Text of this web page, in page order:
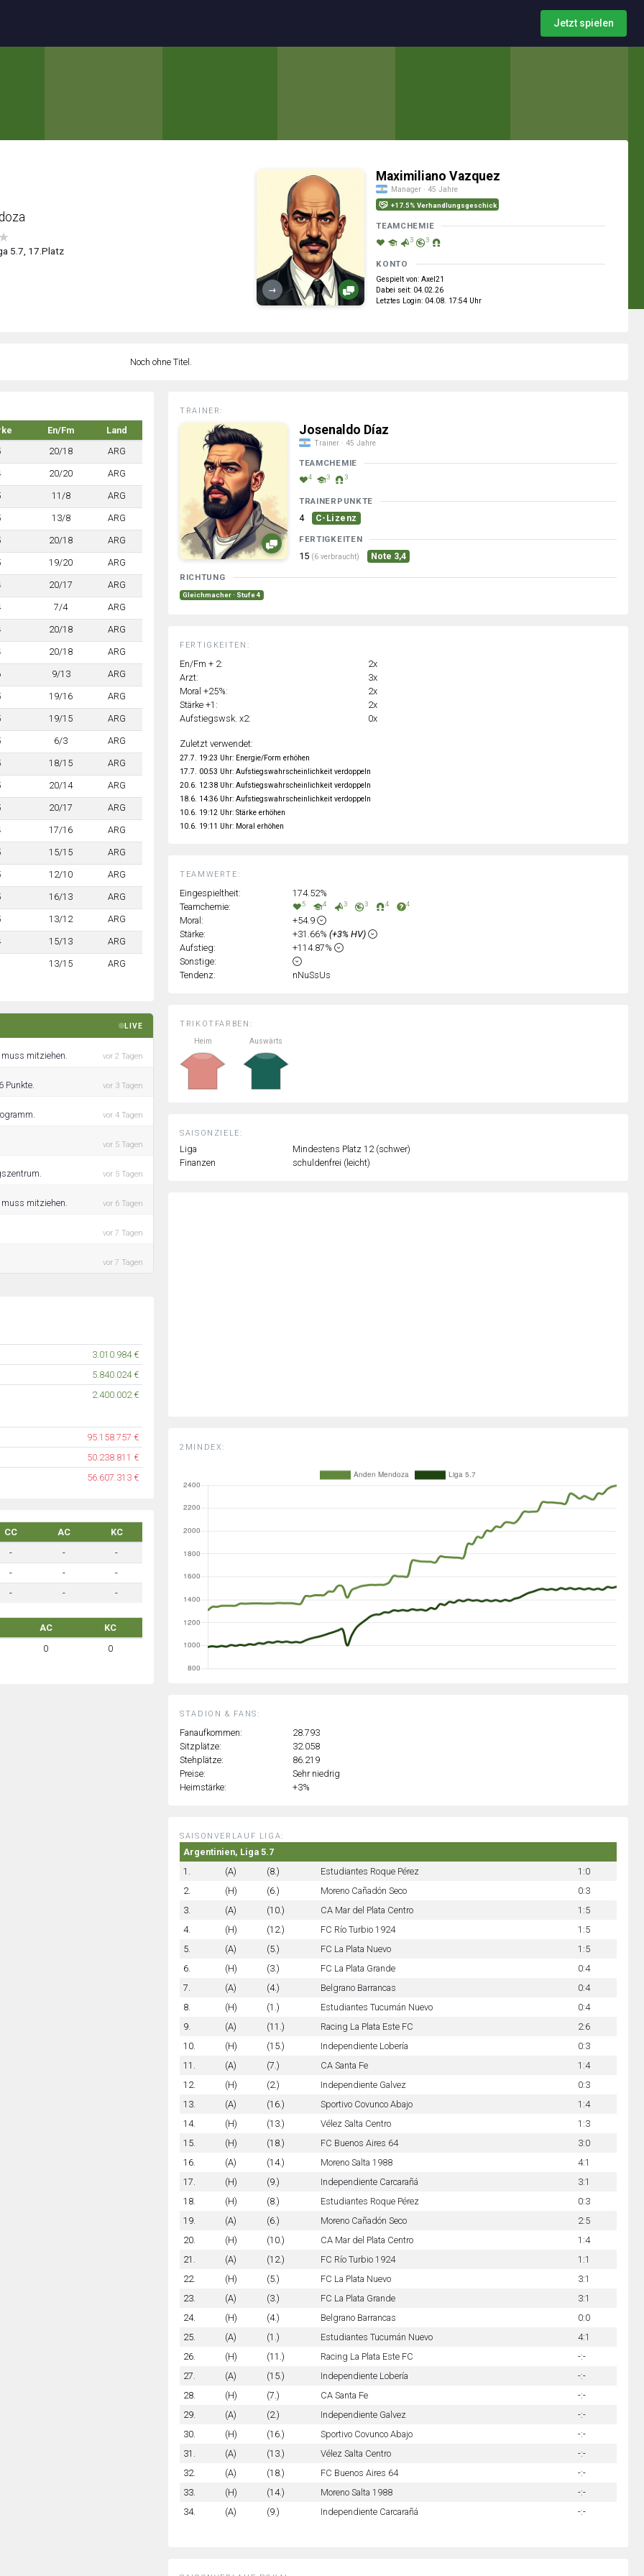
Jetzt spielen
★
5.7, 17.Platz
→
Maximiliano Vazquez
Manager · 45 Jahre
+17.5% Verhandlungsgeschick
TEAMCHEMIE
3 3
KONTO
Gespielt von: Axel21
Dabei seit: 04.02.26
Letztes Login: 04.08. 17:54 Uhr
Noch ohne Titel.
En/Fm
Land
20/18 ARG
20/20 ARG
11/8 ARG
13/8 ARG
20/18 ARG
19/20 ARG
20/17 ARG
7/4 ARG
20/18 ARG
20/18 ARG
9/13 ARG
19/16 ARG
19/15 ARG
6/3 ARG
18/15 ARG
20/14 ARG
20/17 ARG
17/16 ARG
15/15 ARG
12/10 ARG
16/13 ARG
13/12 ARG
15/13 ARG
13/15 ARG
LIVE
mitziehen. vor 2 Tagen
Punkte. vor 3 Tagen
vor 4 Tagen
vor 5 Tagen
vor 5 Tagen
mitziehen. vor 6 Tagen
vor 7 Tagen
vor 7 Tagen
3.010.984 €
5.840.024 €
2.400.002 €
95.158.757 €
50.238.811 €
56.607.313 €
CC AC
KC
- -
-
- -
-
- - -
AC
KC
0 0
TRIKOTFARBEN:
Heim
Auswärts
SAISONZIELE:
Liga
Mindestens Platz 12 (schwer)
Finanzen
schuldenfrei (leicht)
2MINDEX:
TEAMWERTE:
Eingespieltheit:
174.52%
Teamchemie:
5 4 3 3 4 4
Moral:
+54.9
Stärke:
+31.66% (+3% HV)
Aufstieg:
+114.87%
Sonstige:
Tendenz:
nNuSsUs
TRAINER:
Josenaldo Díaz
Trainer · 45 Jahre
TEAMCHEMIE
4 3 3
TRAINERPUNKTE
4 C-Lizenz
FERTIGKEITEN
15 (6 verbraucht) Note 3,4
RICHTUNG
Gleichmacher · Stufe 4
FERTIGKEITEN:
En/Fm + 2:
2x
Arzt:
3x
Moral +25%:
2x
Stärke +1:
2x
Aufstiegswsk. x2:
0x
Zuletzt verwendet:
27.7. 19:23 Uhr: Energie/Form erhöhen
17.7. 00:53 Uhr: Aufstiegswahrscheinlichkeit verdoppeln
20.6. 12:38 Uhr: Aufstiegswahrscheinlichkeit verdoppeln
18.6. 14:36 Uhr: Aufstiegswahrscheinlichkeit verdoppeln
10.6. 19:12 Uhr: Stärke erhöhen
10.6. 19:11 Uhr: Moral erhöhen
STADION & FANS:
Fanaufkommen:
28.793
Sitzplätze:
32.058
Stehplätze:
86.219
Preise:
Sehr niedrig
Heimstärke:
+3%
SAISONVERLAUF LIGA:
Argentinien, Liga 5.7
1.
(A) (8.) Estudiantes Roque Pérez
1:0
2.
(H) (6.) Moreno Cañadón Seco
0:3
3.
(A) (10.) CA Mar del Plata Centro
1:5
4.
(H) (12.) FC Río Turbio 1924
1:5
5.
(A) (5.) FC La Plata Nuevo
1:5
6.
(H) (3.) FC La Plata Grande
0:4
7.
(A) (4.) Belgrano Barrancas
0:4
8.
(H) (1.) Estudiantes Tucumán Nuevo
0:4
9.
(A) (11.) Racing La Plata Este FC
2:6
10.
(H) (15.) Independiente Lobería
0:3
11.
(A) (7.) CA Santa Fe
1:4
12.
(H) (2.) Independiente Galvez
0:3
13.
(A) (16.) Sportivo Covunco Abajo
1:4
14.
(H) (13.) Vélez Salta Centro
1:3
15.
(H) (18.) FC Buenos Aires 64
3:0
16.
(A) (14.) Moreno Salta 1988
4:1
17.
(H) (9.) Independiente Carcarañá
3:1
18.
(H) (8.) Estudiantes Roque Pérez
0:3
19.
(A) (6.) Moreno Cañadón Seco
2:5
20.
(H) (10.) CA Mar del Plata Centro
1:4
21.
(A) (12.) FC Río Turbio 1924
1:1
22.
(H) (5.) FC La Plata Nuevo
3:1
23.
(A) (3.) FC La Plata Grande
3:1
24.
(H) (4.) Belgrano Barrancas
0:0
25.
(A) (1.) Estudiantes Tucumán Nuevo
4:1
26.
(H) (11.) Racing La Plata Este FC
-:-
27.
(A) (15.) Independiente Lobería
-:-
28.
(H) (7.) CA Santa Fe
-:-
29.
(A) (2.) Independiente Galvez
-:-
30.
(H) (16.) Sportivo Covunco Abajo
-:-
31.
(A) (13.) Vélez Salta Centro
-:-
32.
(A) (18.) FC Buenos Aires 64
-:-
33.
(H) (14.) Moreno Salta 1988
-:-
34.
(A) (9.) Independiente Carcarañá -:-